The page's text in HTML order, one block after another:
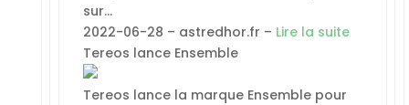
sur…
2022-06-28 – astredhor.fr – Lire la suite
Tereos lance Ensemble
Tereos lance la marque Ensemble pour